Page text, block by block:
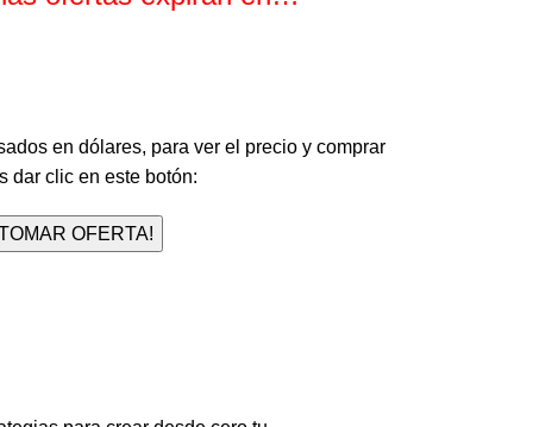
en dólares, para ver el precio y comprar
dar clic en este botón:
OFERTA!